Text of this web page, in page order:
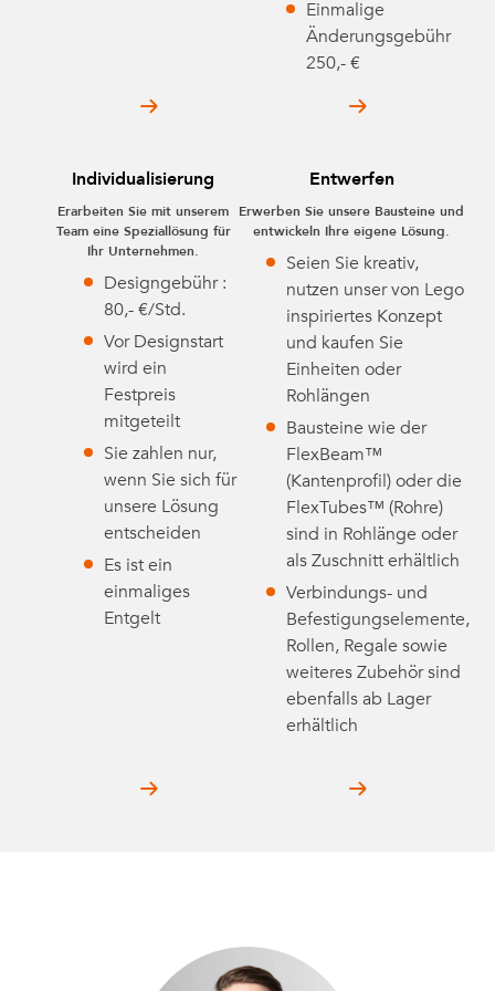
Einmalige
Änderungsgebühr
250,- €
Individualisierung
Erarbeiten Sie mit unserem
Team eine Speziallösung für
Ihr Unternehmen.
Designgebühr :
80,- €/Std.
Vor Designstart
wird ein
Festpreis
mitgeteilt
Sie zahlen nur,
wenn Sie sich für
unsere Lösung
entscheiden
Es ist ein
einmaliges
Entgelt
Entwerfen
Erwerben Sie unsere Bausteine und
entwickeln Ihre eigene Lösung.
Seien Sie kreativ,
nutzen unser von Lego
inspiriertes Konzept
und kaufen Sie
Einheiten oder
Rohlängen
Bausteine wie der
FlexBeam™
(Kantenprofil) oder die
FlexTubes™ (Rohre)
sind in Rohlänge oder
als Zuschnitt erhältlich
Verbindungs- und
Befestigungselemente,
Rollen, Regale sowie
weiteres Zubehör sind
ebenfalls ab Lager
erhältlich